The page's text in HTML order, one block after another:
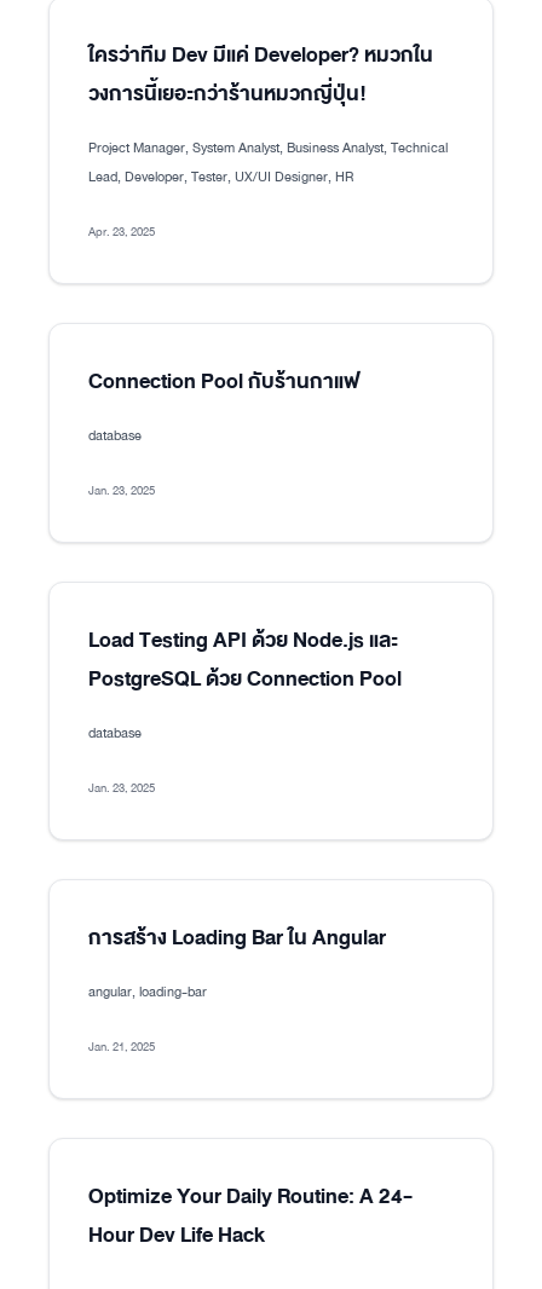
ใครว่าทีม Dev มีแค่ Developer? หมวกใน
วงการนี้เยอะกว่าร้านหมวกญี่ปุ่น!
Project Manager, System Analyst, Business Analyst, Technical
Lead, Developer, Tester, UX/UI Designer, HR
Apr. 23, 2025
Connection Pool กับร้านกาแฟ
database
Jan. 23, 2025
Load Testing API ด้วย Node.js และ
PostgreSQL ด้วย Connection Pool
database
Jan. 23, 2025
การสร้าง Loading Bar ใน Angular
angular, loading-bar
Jan. 21, 2025
Optimize Your Daily Routine: A 24-
Hour Dev Life Hack